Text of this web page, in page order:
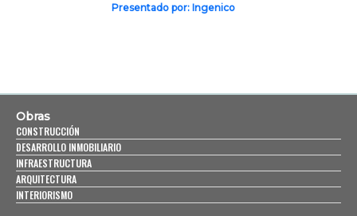
Presentado por: Ingenico
Obras
CONSTRUCCIÓN
DESARROLLO INMOBILIARIO
INFRAESTRUCTURA
ARQUITECTURA
INTERIORISMO